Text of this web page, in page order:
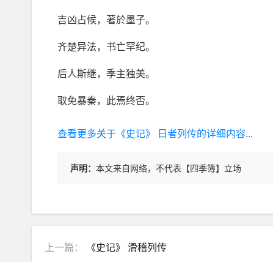
吉凶占候，著於墨子。
齐楚异法，书亡罕纪。
后人斯继，季主独美。
取免暴秦，此焉终否。
查看更多关于《史记》 日者列传的详细内容...
声明： 本文来自网络，不代表【四季簿】立场
上一篇： 《史记》 滑稽列传